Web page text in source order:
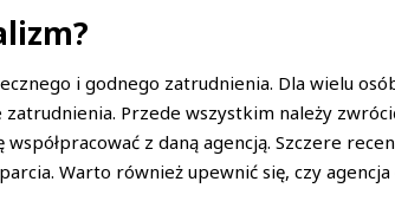
i godnego zatrudnienia. Dla wielu
Przede wszystkim należy
z daną agencją. Szczere
Warto również upewnić się, czy agencja